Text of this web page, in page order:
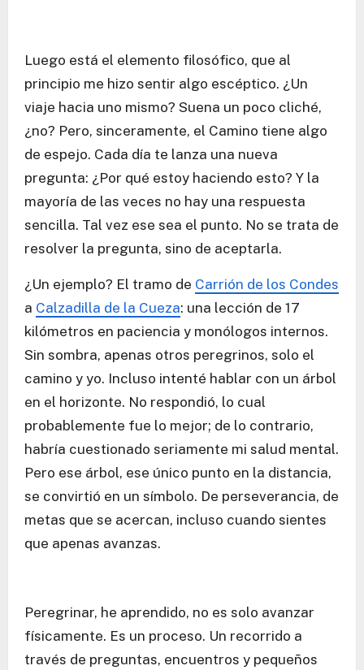
Luego está el elemento filosófico, que al
principio me hizo sentir algo escéptico. ¿Un
viaje hacia uno mismo? Suena un poco cliché,
¿no? Pero, sinceramente, el Camino tiene algo
de espejo. Cada día te lanza una nueva
pregunta: ¿Por qué estoy haciendo esto? Y la
mayoría de las veces no hay una respuesta
sencilla. Tal vez ese sea el punto. No se trata de
resolver la pregunta, sino de aceptarla.
¿Un ejemplo? El tramo de Carrión de los Condes
a Calzadilla de la Cueza: una lección de 17
kilómetros en paciencia y monólogos internos.
Sin sombra, apenas otros peregrinos, solo el
camino y yo. Incluso intenté hablar con un árbol
en el horizonte. No respondió, lo cual
probablemente fue lo mejor; de lo contrario,
habría cuestionado seriamente mi salud mental.
Pero ese árbol, ese único punto en la distancia,
se convirtió en un símbolo. De perseverancia, de
metas que se acercan, incluso cuando sientes
que apenas avanzas.
Peregrinar, he aprendido, no es solo avanzar
físicamente. Es un proceso. Un recorrido a
través de preguntas, encuentros y pequeños